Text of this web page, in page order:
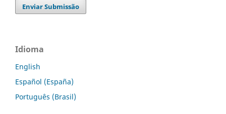
Enviar Submissão
Idioma
English
Español (España)
Português (Brasil)